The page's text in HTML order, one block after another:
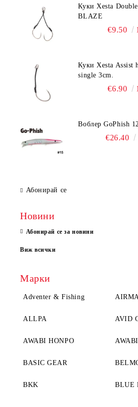
Куки Xesta
BLAZE
€9.50
Куки Xesta Assist
single 3cm.
€6.90
Воблер GoPhish
€26.40
Абонирай се
Новини
Абонирай се за новини
Виж всички
Марки
Adventer & Fishing
ALLPA AVID
AWABI HONPO
BASIC GEAR
BKK BLUE